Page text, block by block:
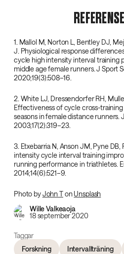
1. Mallol M, Norton L, Bentley DJ,
J. Physiological response
cycle high intensity interval training
middle age female runners. J Sport
2020;19(3):508–16.
2. White LJ, Dressendorfer RH,
Effectiveness of cycle cross-
seasons in female distance runners.
2003;17(2):319–23.
3. Etxebarria N, Anson JM, Pyne DB,
intensity cycle interval training
running performance in triathletes.
2014;14(6):521–9.
Photo byJohn TonUnsplash
Wille Valkeaoja
18 september 2020
Taggar
Forskning
Intervallträning